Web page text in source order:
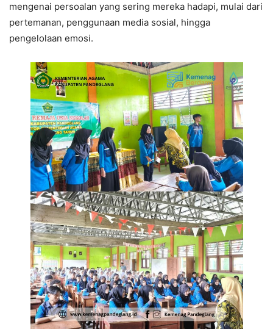
mengenai persoalan yang sering mereka hadapi, mulai dari
pertemanan, penggunaan media sosial, hingga
pengelolaan emosi.